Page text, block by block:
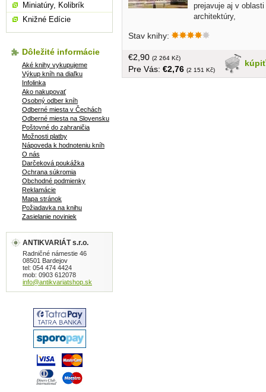
prejavuje aj v oblasti
architektúry,
svojom rozprávaní zameral na túto
zmyslom pre kuriózne detaily,
vyzdvihujúc ľudskú vynaliezavosť a
húževnatosť v boji s nepriaznivými
Stav knihy:
kúpiť
€2,90 (2 264 Kč)
Pre Vás: €2,76 (2 151 Kč)
Miniatúry, Kolibrík
Knižné Edície
Dôležité informácie
Aké knihy vykupujeme
Výkup kníh na diaľku
Infolinka
Ako nakupovať
Osobný odber kníh
Odberné miesta v Čechách
Odberné miesta na Slovensku
Poštovné do zahraničia
Možnosti platby
Nápoveda k hodnoteniu kníh
O nás
Darčeková poukážka
Ochrana súkromia
Obchodné podmienky
Reklamácie
Mapa stránok
Požiadavka na knihu
Zasielanie noviniek
ANTIKVARIÁT s.r.o.
Radničné námestie 46
08501 Bardejov
tel: 054 474 4424
mob: 0903 612078
info@antikvariatshop.sk